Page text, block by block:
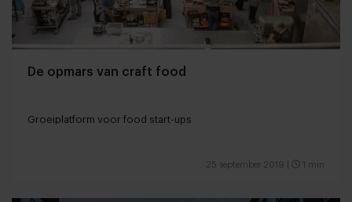
De opmars van craft food
Groeiplatform voor food start-ups
25 september 2019 1 min